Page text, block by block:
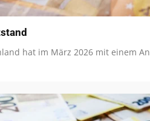
hat im März 2026 mit einem